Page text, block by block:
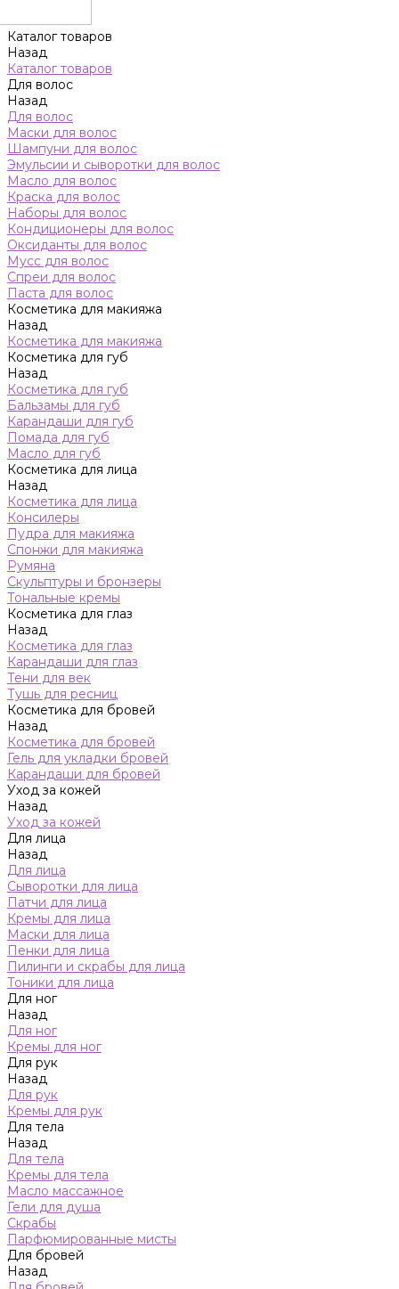
Каталог товаров
Назад
Каталог товаров
Для волос
Назад
Для волос
Маски для волос
Шампуни для волос
Эмульсии и сыворотки для волос
Масло для волос
Краска для волос
Наборы для волос
Кондиционеры для волос
Оксиданты для волос
Мусс для волос
Спреи для волос
Паста для волос
Косметика для макияжа
Назад
Косметика для макияжа
Косметика для губ
Назад
Косметика для губ
Бальзамы для губ
Карандаши для губ
Помада для губ
Масло для губ
Косметика для лица
Назад
Косметика для лица
Консилеры
Пудра для макияжа
Спонжи для макияжа
Румяна
Скульптуры и бронзеры
Тональные кремы
Косметика для глаз
Назад
Косметика для глаз
Карандаши для глаз
Тени для век
Тушь для ресниц
Косметика для бровей
Назад
Косметика для бровей
Гель для укладки бровей
Карандаши для бровей
Уход за кожей
Назад
Уход за кожей
Для лица
Назад
Для лица
Сыворотки для лица
Патчи для лица
Кремы для лица
Маски для лица
Пенки для лица
Пилинги и скрабы для лица
Тоники для лица
Для ног
Назад
Для ног
Кремы для ног
Для рук
Назад
Для рук
Кремы для рук
Для тела
Назад
Для тела
Кремы для тела
Масло массажное
Гели для душа
Скрабы
Парфюмированные мисты
Для бровей
Назад